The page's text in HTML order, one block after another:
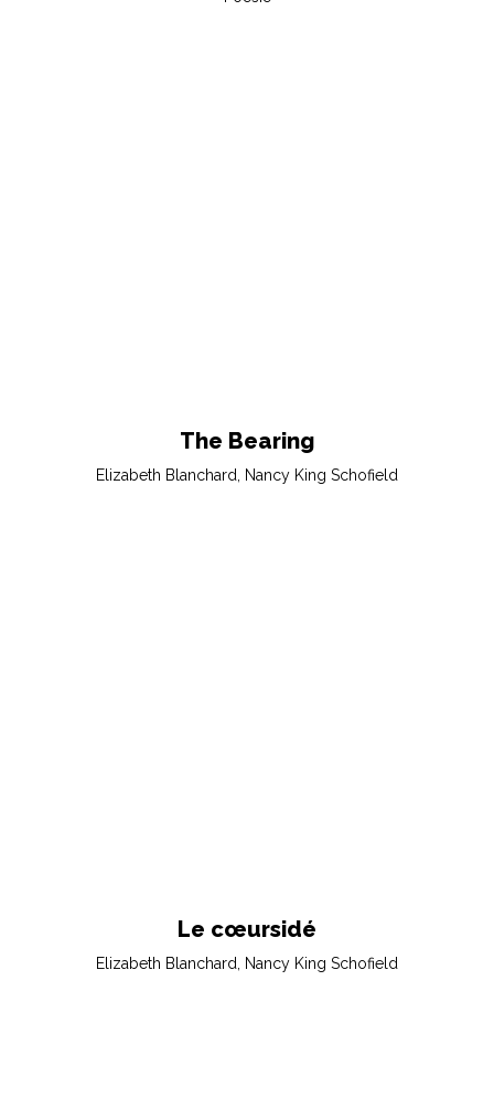
The Bearing
Elizabeth Blanchard, Nancy King Schofield
Le cœursidé
Elizabeth Blanchard, Nancy King Schofield